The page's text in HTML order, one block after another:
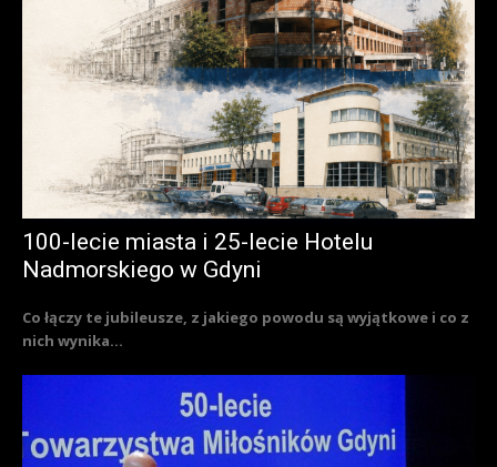
100-lecie miasta i 25-lecie Hotelu
Nadmorskiego w Gdyni
Co łączy te jubileusze, z jakiego powodu są wyjątkowe i co z
nich wynika...